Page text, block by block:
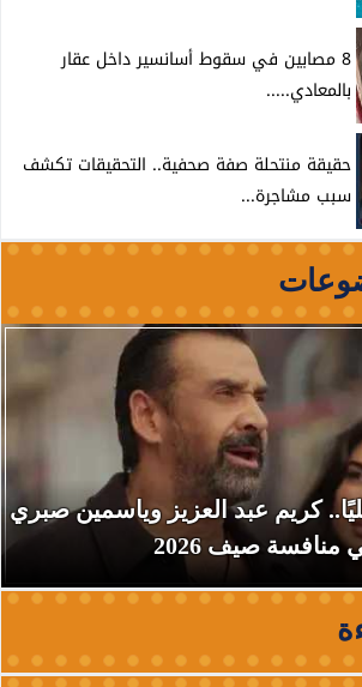
8 مصابين في سقوط أسانسير داخل عقار
بالمعادي.....
حقيقة منتحلة صفة صحفية.. التحقيقات تكشف
سبب مشاجرة...
كريم عبد العزيز وياسمين صبري
منافسة صيف 2026